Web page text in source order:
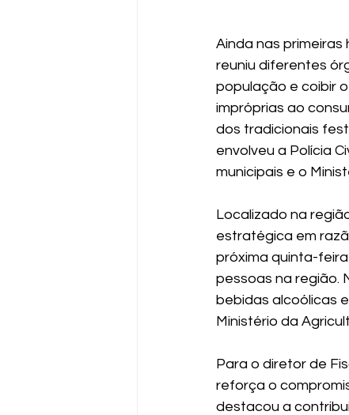
Ainda nas
reuniu diferentes
população e coibir
impróprias ao
dos tradicionais
envolveu a Polícia
municipais e o
Localizado na
estratégica em
próxima quinta-
pessoas na região.
bebidas alcoólicas
Ministério da
Para o diretor de
reforça o
destacou a